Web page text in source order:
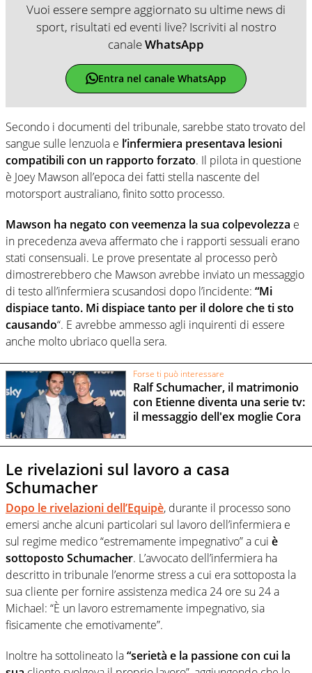
Vuoi essere sempre aggiornato su ultime news di
sport, risultati ed eventi live? Iscriviti al nostro
canaleWhatsApp
Entra nel canale WhatsApp
Secondo i documenti del tribunale, sarebbe stato trovato del
sangue sulle lenzuola e l’infermiera presentava lesioni
compatibili con un rapporto forzato. Il pilota in questione
è Joey Mawson all’epoca dei fatti stella nascente del
motorsport australiano, finito sotto processo.
Mawson ha negato con veemenza la sua colpevolezza e
in precedenza aveva affermato che i rapporti sessuali erano
stati consensuali. Le prove presentate al processo però
dimostrerebbero che Mawson avrebbe inviato un messaggio
di testo all’infermiera scusandosi dopo l’incidente: “Mi
dispiace tanto. Mi dispiace tanto per il dolore che ti sto
causando“. E avrebbe ammesso agli inquirenti di essere
anche molto ubriaco quella sera.
Forse ti può interessare
Ralf Schumacher, il matrimonio
con Etienne diventa una serie tv:
il messaggio dell'ex moglie Cora
Le rivelazioni sul lavoro a casa
Schumacher
Dopo le rivelazioni dell’Equipè, durante il processo sono
emersi anche alcuni particolari sul lavoro dell’infermiera e
sul regime medico “estremamente impegnativo” a cui è
sottoposto Schumacher. L’avvocato dell’infermiera ha
descritto in tribunale l’enorme stress a cui era sottoposta la
sua cliente per fornire assistenza medica 24 ore su 24 a
Michael: “È un lavoro estremamente impegnativo, sia
fisicamente che emotivamente”.
Inoltre ha sottolineato la“serietà e la passione con cui la